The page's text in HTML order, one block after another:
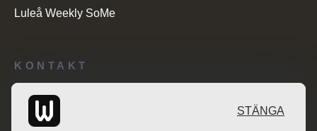
KONTAKT
Redaktionen: desk@maratongroup.com
Luleå Weekly SoMe
STÄNGA